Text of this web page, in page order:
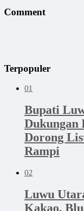
Comment
Terpopuler
01
Bupati
Dukungan
Dorong
Rampi
02
Luwu
Kakao,